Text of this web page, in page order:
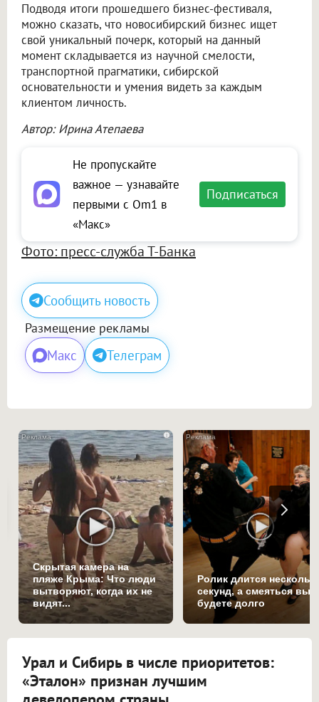
Подводя итоги прошедшего бизнес-фестиваля,
можно сказать, что новосибирский бизнес ищет
свой уникальный почерк, который на данный
момент складывается из научной смелости,
транспортной прагматики, сибирской
основательности и умения видеть за каждым
клиентом личность.
Автор: Ирина Атепаева
Не пропускайте
важное — узнавайте
первыми с Om1 в
«Макс»
Подписаться
Фото: пресс-служба Т-Банка
Сообщить новость
Размещение рекламы
Макс Телеграм
i
Скрытая камера на
пляже Крыма: Что люди
вытворяют, когда их не
видят...
Ролик длится
секунд, а смеяться вы
будете долго
Урал и Сибирь в числе приоритетов:
«Эталон» признан лучшим